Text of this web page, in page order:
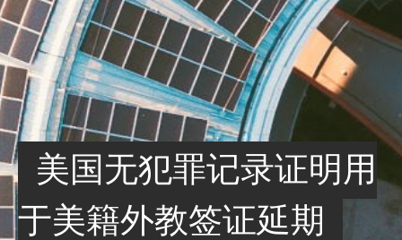
美国无犯罪记录证明用
于美籍外教签证延期